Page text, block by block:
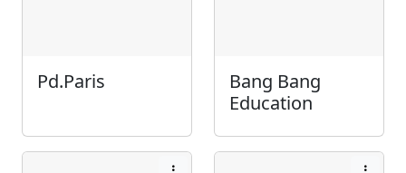
Pd.Paris
Bang Bang
Education